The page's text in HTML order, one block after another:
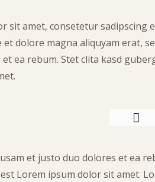
sit amet, consetetur sadipscing
dolore magna aliquyam erat,
ea rebum. Stet clita kasd
et justo duo dolores et ea
Lorem ipsum dolor sit amet.